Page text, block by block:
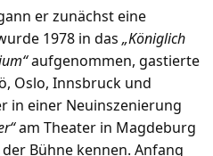
er zunächst eine
1978 in das „Königlich
aufgenommen, gastierte
Oslo, Innsbruck und
in einer Neuinszenierung
am Theater in Magdeburg
Bühne kennen. Anfang